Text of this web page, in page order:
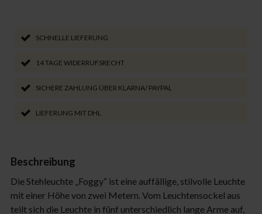
SCHNELLE LIEFERUNG
14 TAGE WIDERRUFSRECHT
SICHERE ZAHLUNG ÜBER KLARNA/ PAYPAL
LIEFERUNG MIT DHL
Beschreibung
Die Stehleuchte „Foggy“ ist eine auffällige, stilvolle Leuchte
mit einer Höhe von zwei Metern. Vom Leuchtensockel aus
teilt sich die Leuchte in fünf unterschiedlich lange Arme auf,